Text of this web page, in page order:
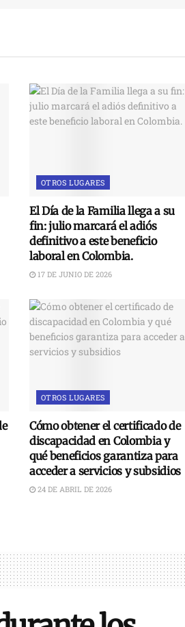
OTROS LUGARES
El Día de la Familia llega a su
fin: julio marcará el adiós
definitivo a este beneficio
laboral en Colombia.
17 DE JUNIO DE 2026
OTROS LUGARES
Cómo obtener el certificado de
discapacidad en Colombia y
qué beneficios garantiza para
acceder a servicios y subsidios
24 DE ABRIL DE 2026